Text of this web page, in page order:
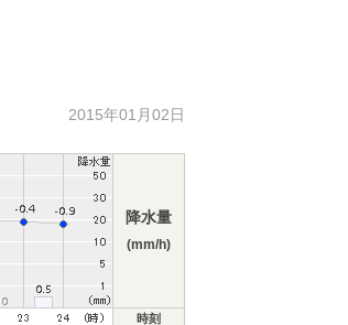
2015年01月02日
降水量
(mm/h)
時刻